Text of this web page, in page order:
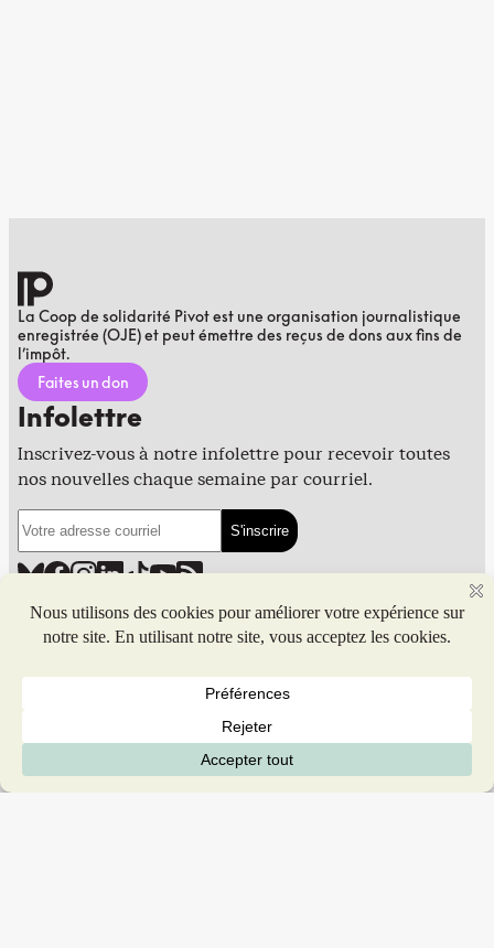
La Coop de solidarité Pivot est une organisation journalistique
enregistrée (OJE) et peut émettre des reçus de dons aux fins de
l’impôt.
Faites un don
Infolettre
Inscrivez-vous à notre infolettre pour recevoir toutes
nos nouvelles chaque semaine par courriel.
MISSION
ÉQUIPE
POLITIQUE ÉDITORIALE
FINANCEMENT
SIGNALER UNE ERREUR